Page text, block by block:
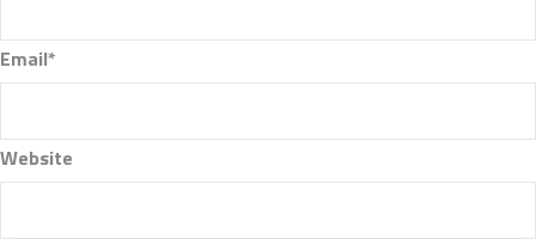
Email*
Website